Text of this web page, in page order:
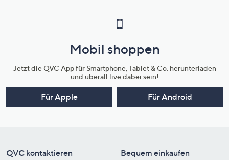
Mobil shoppen
Jetzt die QVC App für Smartphone, Tablet & Co. herunterladen
und überall live dabei sein!
Für Apple Für Android
QVC kontaktieren Bequem einkaufen